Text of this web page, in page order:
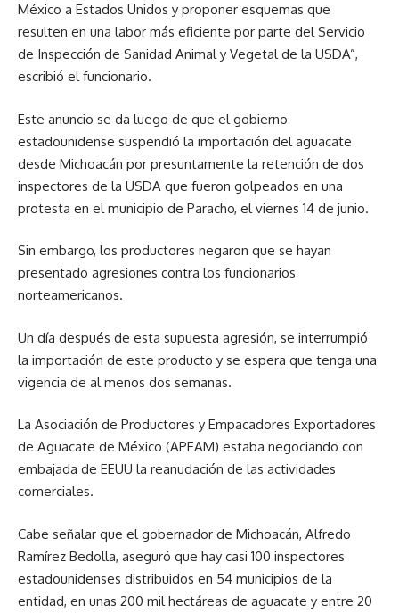
México a Estados Unidos y proponer esquemas que
resulten en una labor más eficiente por parte del Servicio
de Inspección de Sanidad Animal y Vegetal de la USDA”,
escribió el funcionario.
Este anuncio se da luego de que el gobierno
estadounidense suspendió la importación del aguacate
desde Michoacán por presuntamente la retención de dos
inspectores de la USDA que fueron golpeados en una
protesta en el municipio de Paracho, el viernes 14 de junio.
Sin embargo, los productores negaron que se hayan
presentado agresiones contra los funcionarios
norteamericanos.
Un día después de esta supuesta agresión, se interrumpió
la importación de este producto y se espera que tenga una
vigencia de al menos dos semanas.
La Asociación de Productores y Empacadores Exportadores
de Aguacate de México (APEAM) estaba negociando con
embajada de EEUU la reanudación de las actividades
comerciales.
Cabe señalar que el gobernador de Michoacán, Alfredo
Ramírez Bedolla, aseguró que hay casi 100 inspectores
estadounidenses distribuidos en 54 municipios de la
entidad, en unas 200 mil hectáreas de aguacate y entre 20